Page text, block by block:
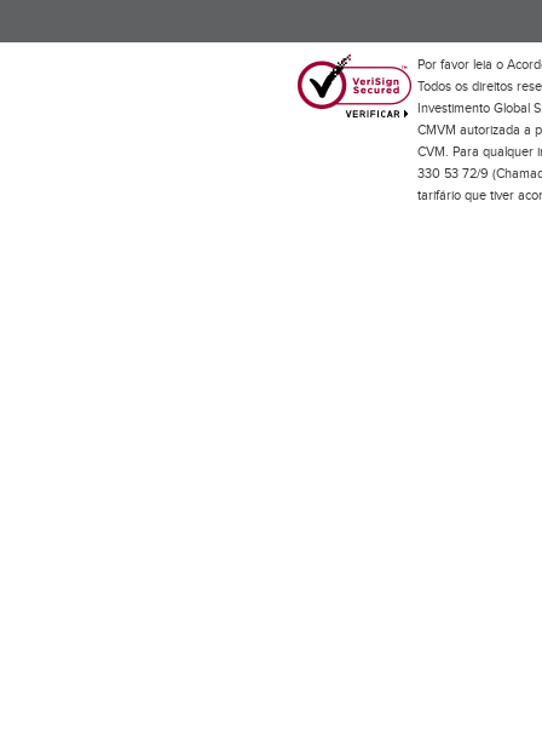
Por favor leia o
Todos os direitos
Investimento Global
CMVM autorizada a
CVM. Para qualquer
330 53 72/9
tarifário que tiver